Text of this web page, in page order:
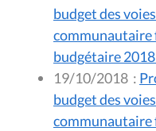
budget des
communautaire
budgétaire 2018
19/10/2018 :
budget des
communautaire